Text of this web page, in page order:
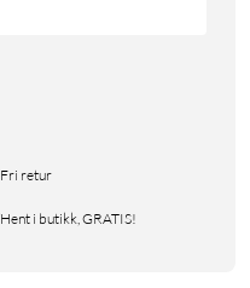
Fri retur
Hent i butikk, GRATIS!